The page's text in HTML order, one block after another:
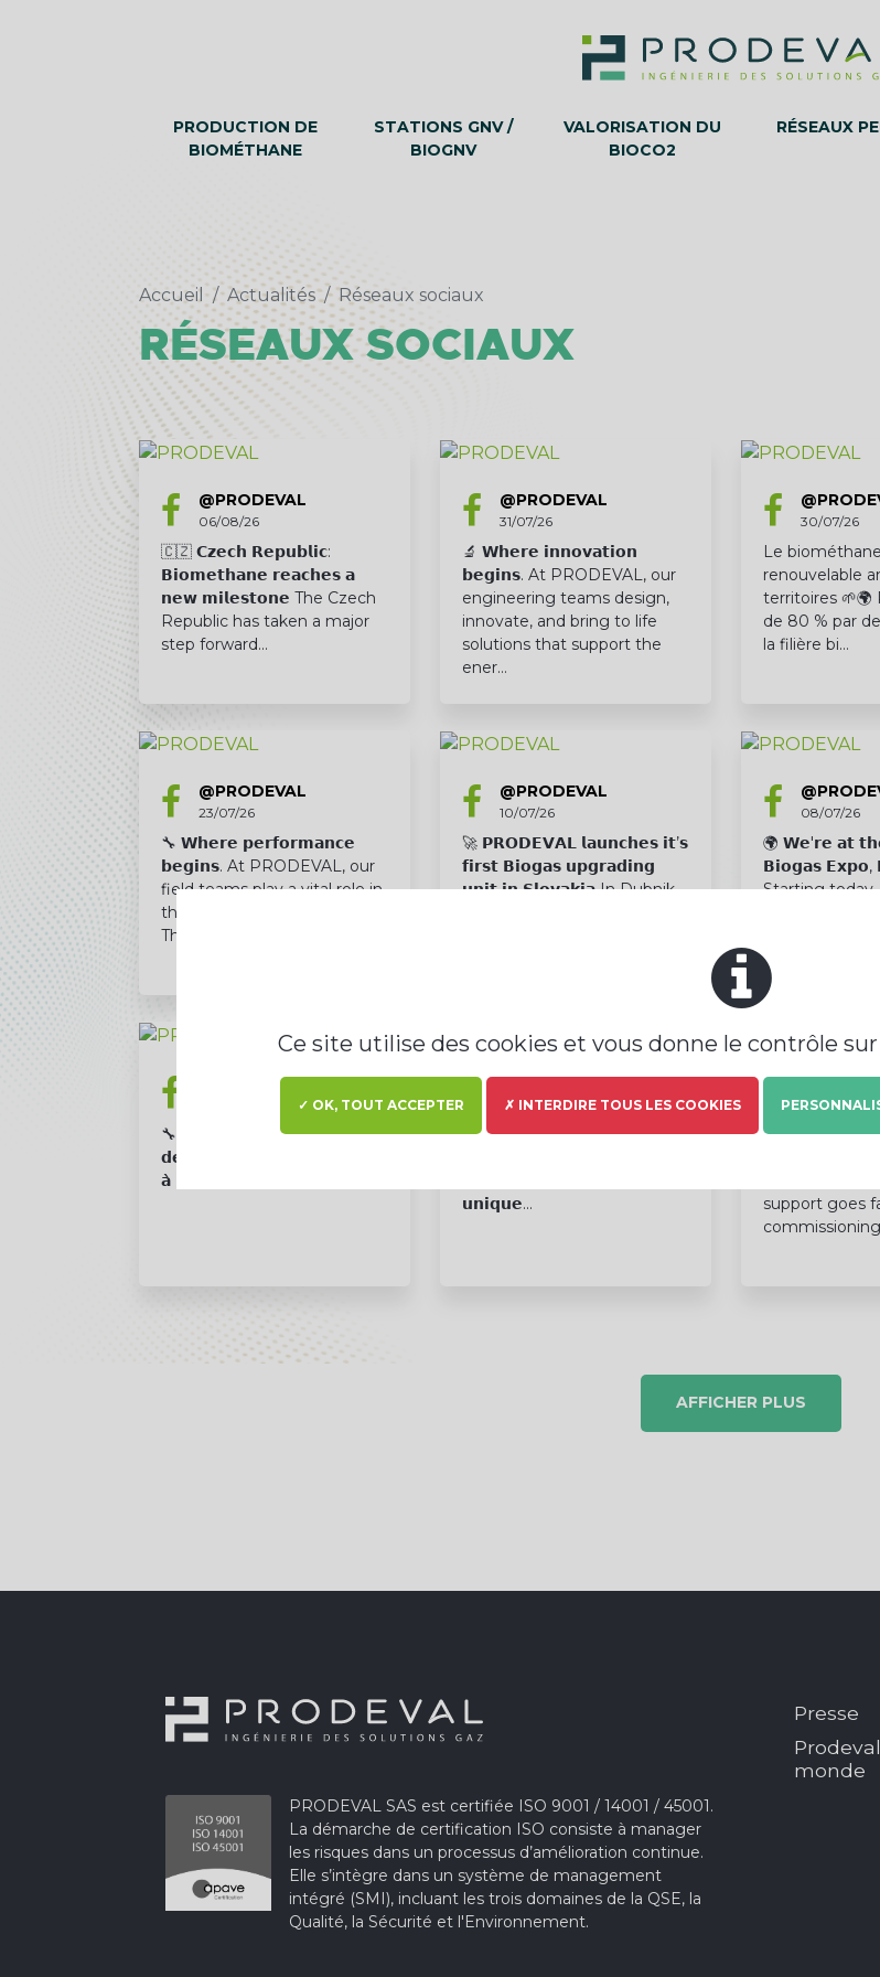
PRODUCTION DE
BIOMÉTHANE
STATIONS GNV /
BIOGNV
VALORISATION DU
BIOCO2
RÉSEAUX
Accueil Actualités Réseaux sociaux
RÉSEAUX SOCIAUX
@PRODEVAL
06/08/26
🇨🇿 𝗖𝘇𝗲𝗰𝗵 𝗥𝗲𝗽𝘂𝗯𝗹𝗶𝗰:
𝗕𝗶𝗼𝗺𝗲𝘁𝗵𝗮𝗻𝗲 𝗿𝗲𝗮𝗰𝗵𝗲𝘀 𝗮
𝗻𝗲𝘄 𝗺𝗶𝗹𝗲𝘀𝘁𝗼𝗻𝗲 The Czech
Republic has taken a major
step forward...
@PRODEVAL
31/07/26
🔬 𝗪𝗵𝗲𝗿𝗲 𝗶𝗻𝗻𝗼𝘃𝗮𝘁𝗶𝗼𝗻
𝗯𝗲𝗴𝗶𝗻𝘀. At PRODEVAL, our
engineering teams design,
innovate, and bring to life
solutions that support the
ener…
30/07/26
Le
renouvelable
territoires 🌱🌍
de 80 % par
la filière bi…
@PRODEVAL
23/07/26
🔧 𝗪𝗵𝗲𝗿𝗲 𝗽𝗲𝗿𝗳𝗼𝗿𝗺𝗮𝗻𝗰𝗲
𝗯𝗲𝗴𝗶𝗻𝘀. At PRODEVAL, our
field teams play a vital role in
the success of our business.
They are the ones who …
@PRODEVAL
10/07/26
🚀 𝗣𝗥𝗢𝗗𝗘𝗩𝗔𝗟 𝗹𝗮𝘂𝗻𝗰𝗵𝗲𝘀 𝗶𝘁’𝘀
𝗳𝗶𝗿𝘀𝘁 𝗕𝗶𝗼𝗴𝗮𝘀 𝘂𝗽𝗴𝗿𝗮𝗱𝗶𝗻𝗴
𝘂𝗻𝗶𝘁 𝗶𝗻 𝗦𝗹𝗼𝘃𝗮𝗸𝗶𝗮 In Dubnik,...
08/07/26
🌍 𝗪𝗲'𝗿𝗲 𝗮𝘁
𝗕𝗶𝗼𝗴𝗮𝘀
Starting today,
Marie,...
@PRODEVAL
🔧 𝗣𝗿𝗲𝗺𝗶𝗲̀𝗿𝗲 𝗿𝗲𝗻𝗰𝗼𝗻𝘁𝗿𝗲
𝗱𝗲́𝗱𝗶𝗲́𝗲 𝗮̀ 𝗹’𝗲𝘅𝗽𝗹𝗼𝗶𝘁𝗮𝘁𝗶𝗼𝗻 𝗲𝘁
𝗮̀ 𝗹𝗮 𝗺𝗮𝗶𝗻𝘁𝗲𝗻𝗮𝗻𝗰𝗲 -...
@PRODEVAL
26/06/26
🔁 𝗔𝗟𝗟𝗜𝗔𝗡𝗖𝗘 | 𝗢𝗻𝗲 𝘆𝗲𝗮𝗿
𝘂𝗻𝗶𝗾𝘂𝗲...
25/06/26
𝗜𝘁𝗮𝗹𝘆: 𝗮
support goes
AFFICHER PLUS
PRODEVAL SAS est certifiée ISO 9001 / 14001 / 45001.
La démarche de certification ISO consiste à manager
les risques dans un processus d’amélioration continue.
Elle s’intègre dans un système de management
intégré (SMI), incluant les trois domaines de la QSE, la
Qualité, la Sécurité et l'Environnement.
Presse
monde
Ce site utilise des cookies et vous donne le contrôle
✓ OK, TOUT ACCEPTER ✗ INTERDIRE TOUS LES COOKIES